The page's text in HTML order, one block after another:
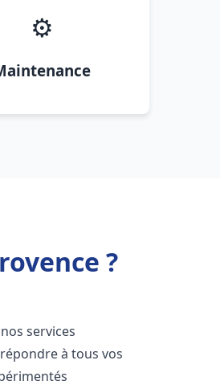
⚙️
?
services
à tous vos